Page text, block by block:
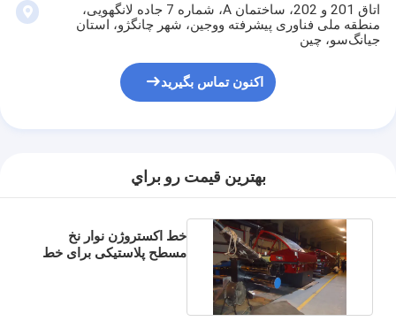
اتاق 201 و 202، ساختمان A، شماره 7 جاده لانگهویی،
منطقه ملی فناوری پیشرفته ووجین، شهر چانگژو، استان
جیانگ‌سو، چین
اکنون تماس بگیرید
بهترين قيمت رو براي
خط اکستروژن نوار نخ
مسطح پلاستیکی برای خط